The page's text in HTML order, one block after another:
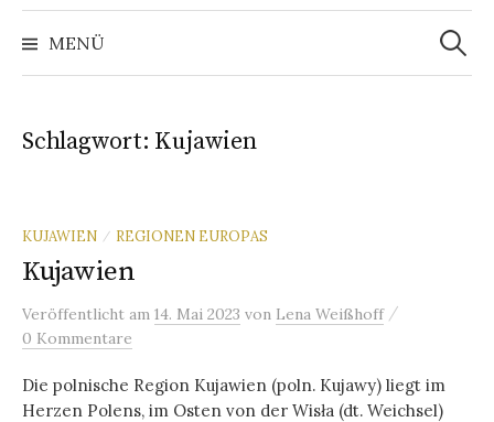
MENÜ
Suchen
nach:
Schlagwort: Kujawien
KUJAWIEN / REGIONEN EUROPAS
Kujawien
Veröffentlicht am 14. Mai 2023 von Lena Weißhoff /
0 Kommentare
Die polnische Region Kujawien (poln. Kujawy) liegt im
Herzen Polens, im Osten von der Wisła (dt. Weichsel)